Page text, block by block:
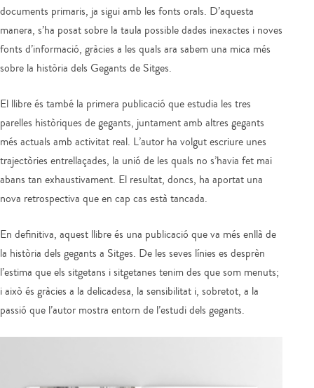
documents primaris, ja sigui amb les fonts orals. D’aquesta
manera, s’ha posat sobre la taula possible dades inexactes i noves
fonts d’informació, gràcies a les quals ara sabem una mica més
sobre la història dels Gegants de Sitges.
El llibre és també la primera publicació que estudia les tres
parelles històriques de gegants, juntament amb altres gegants
més actuals amb activitat real. L’autor ha volgut escriure unes
trajectòries entrellaçades, la unió de les quals no s’havia fet mai
abans tan exhaustivament. El resultat, doncs, ha aportat una
nova retrospectiva que en cap cas està tancada.
En definitiva, aquest llibre és una publicació que va més enllà de
la història dels gegants a Sitges. De les seves línies es desprèn
l’estima que els sitgetans i sitgetanes tenim des que som menuts;
i això és gràcies a la delicadesa, la sensibilitat i, sobretot, a la
passió que l’autor mostra entorn de l’estudi dels gegants.